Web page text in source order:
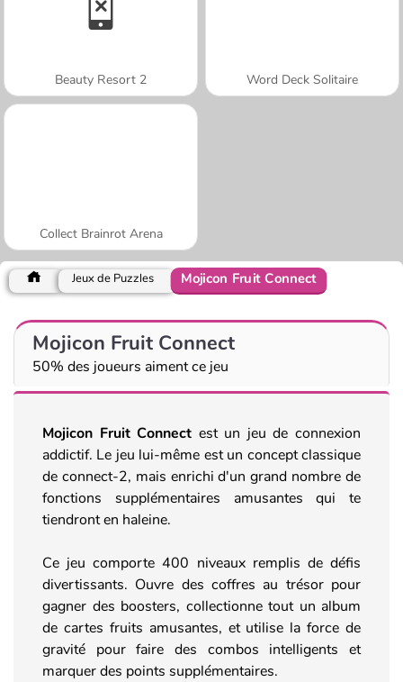
Beauty Resort 2 Word Deck Solitaire
Collect Brainrot Arena
Jeux de Puzzles Mojicon Fruit Connect
Mojicon Fruit Connect
50% des joueurs aiment ce jeu
Mojicon Fruit Connect est un jeu de connexion
addictif. Le jeu lui-même est un concept classique
de connect-2, mais enrichi d'un grand nombre de
fonctions supplémentaires amusantes qui te
tiendront en haleine.
Ce jeu comporte 400 niveaux remplis de défis
divertissants. Ouvre des coffres au trésor pour
gagner des boosters, collectionne tout un album
de cartes fruits amusantes, et utilise la force de
gravité pour faire des combos intelligents et
marquer des points supplémentaires.